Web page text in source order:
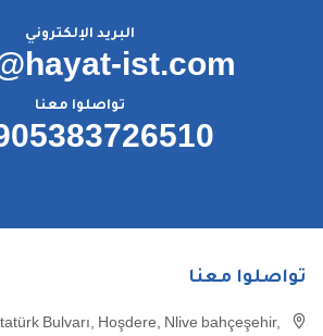
البريد الإلكتروني
ist.com
تواصلوا معنا
تواصلوا معنا
Bulvarı, Hoşdere, Nlive bahçeşehir,